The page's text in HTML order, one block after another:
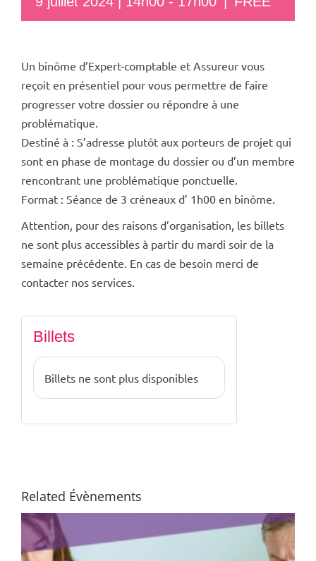
Un binôme d’Expert-comptable et Assureur vous
reçoit en présentiel pour vous permettre de faire
progresser votre dossier ou répondre à une
problématique.
Destiné à : S’adresse plutôt aux porteurs de projet qui
sont en phase de montage du dossier ou d’un membre
rencontrant une problématique ponctuelle.
Format : Séance de 3 créneaux d’ 1h00 en binôme.
Attention, pour des raisons d’organisation, les billets
ne sont plus accessibles à partir du mardi soir de la
semaine précédente. En cas de besoin merci de
contacter nos services.
Billets
Billets ne sont plus disponibles
Related Évènements